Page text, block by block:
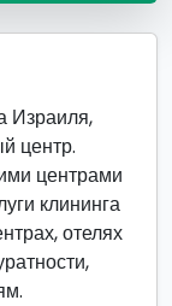
Израиля,
центр.
центрами
клининга
отелях